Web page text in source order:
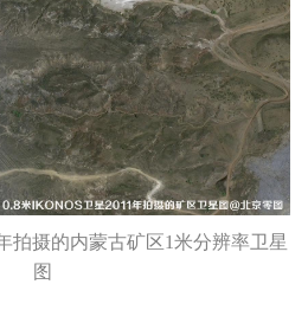
拍摄的内蒙古矿区1米分辨率卫星
图